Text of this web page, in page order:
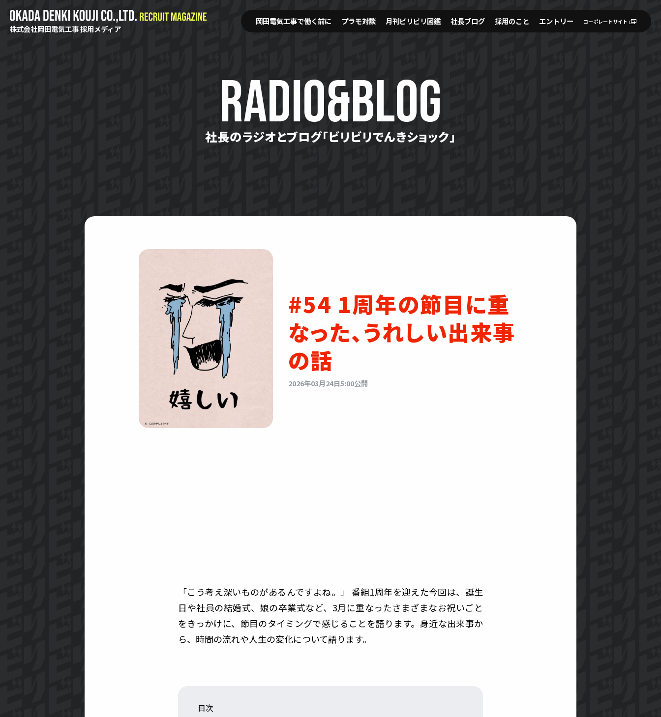
株式会社岡田電気工事 採用メディア
岡田電気工事で働く前に プラモ対談 月刊ビリビリ図鑑 社長ブログ 採用のこと エントリー コーポレートサイト
RADIO&BLOG
社長のラジオとブログ「ビリビリでんきショック」
#54 1周年の節目に重
なった、うれしい出来事
の話
2026年03月24日5:00公開
「こう考え深いものがあるんですよね。」 番組1周年を迎えた今回は、誕生
日や社員の結婚式、娘の卒業式など、3月に重なったさまざまなお祝いごと
をきっかけに、節目のタイミングで感じることを語ります。身近な出来事か
ら、時間の流れや人生の変化について語ります。
目次